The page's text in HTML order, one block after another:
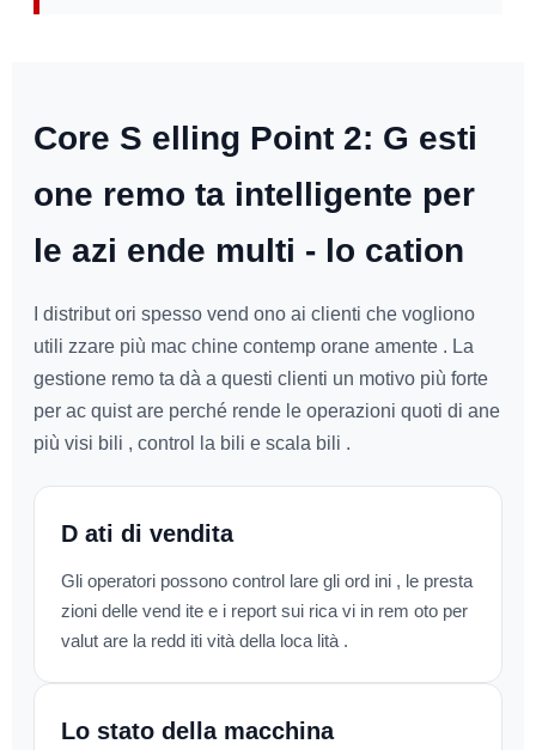
Core S elling Point 2: G esti
one remo ta intelligente per
le azi ende multi - lo cation
I distribut ori spesso vend ono ai clienti che vogliono
utili zzare più mac chine contemp orane amente . La
gestione remo ta dà a questi clienti un motivo più forte
per ac quist are perché rende le operazioni quoti di ane
più visi bili , control la bili e scala bili .
D ati di vendita
Gli operatori possono control lare gli ord ini , le presta
zioni delle vend ite e i report sui rica vi in rem oto per
valut are la redd iti vità della loca lità .
Lo stato della macchina